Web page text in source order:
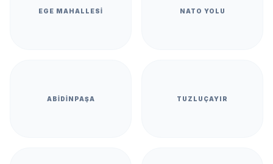
EGE MAHALLESI NATO YOLU
ABIDINPAŞA TUZLUÇAYIR